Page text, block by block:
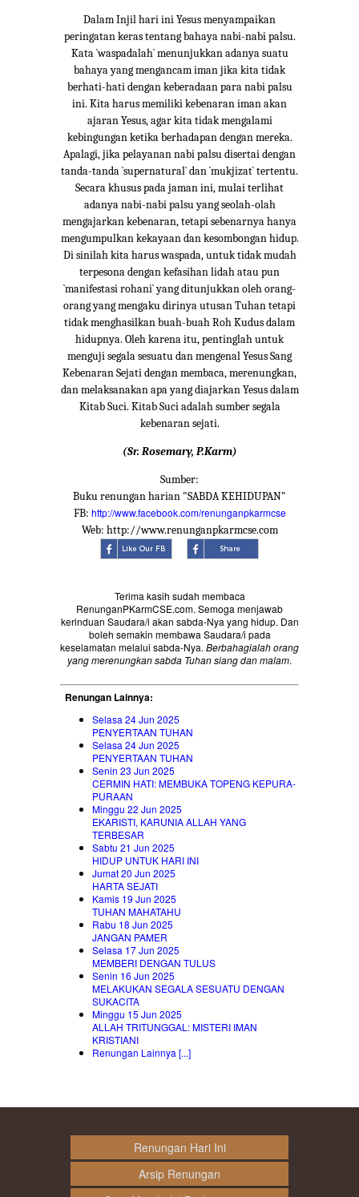
Dalam Injil hari ini Yesus menyampaikan
peringatan keras tentang bahaya nabi-nabi palsu.
Kata `waspadalah` menunjukkan adanya suatu
bahaya yang mengancam iman jika kita tidak
berhati-hati dengan keberadaan para nabi palsu
ini. Kita harus memiliki kebenaran iman akan
ajaran Yesus, agar kita tidak mengalami
kebingungan ketika berhadapan dengan mereka.
Apalagi, jika pelayanan nabi palsu disertai dengan
tanda-tanda `supernatural` dan `mukjizat` tertentu.
Secara khusus pada jaman ini, mulai terlihat
adanya nabi-nabi palsu yang seolah-olah
mengajarkan kebenaran, tetapi sebenarnya hanya
mengumpulkan kekayaan dan kesombongan hidup.
Di sinilah kita harus waspada, untuk tidak mudah
terpesona dengan kefasihan lidah atau pun
`manifestasi rohani` yang ditunjukkan oleh orang-
orang yang mengaku dirinya utusan Tuhan tetapi
tidak menghasilkan buah-buah Roh Kudus dalam
hidupnya. Oleh karena itu, pentinglah untuk
menguji segala sesuatu dan mengenal Yesus Sang
Kebenaran Sejati dengan membaca, merenungkan,
dan melaksanakan apa yang diajarkan Yesus dalam
Kitab Suci. Kitab Suci adalah sumber segala
kebenaran sejati.
(Sr. Rosemary, P.Karm)
Sumber:
Buku renungan harian "SABDA KEHIDUPAN"
FB: http://www.facebook.com/renunganpkarmcse
Web: http://www.renunganpkarmcse.com
Terima kasih sudah membaca
RenunganPKarmCSE.com. Semoga menjawab
kerinduan Saudara/i akan sabda-Nya yang hidup. Dan
boleh semakin membawa Saudara/i pada
keselamatan melalui sabda-Nya. Berbahagialah orang
yang merenungkan sabda Tuhan siang dan malam.
Renungan Lainnya:
Selasa 24 Jun 2025
PENYERTAAN TUHAN
Selasa 24 Jun 2025
PENYERTAAN TUHAN
Senin 23 Jun 2025
CERMIN HATI: MEMBUKA TOPENG KEPURA-
PURAAN
Minggu 22 Jun 2025
EKARISTI, KARUNIA ALLAH YANG
TERBESAR
Sabtu 21 Jun 2025
HIDUP UNTUK HARI INI
Jumat 20 Jun 2025
HARTA SEJATI
Kamis 19 Jun 2025
TUHAN MAHATAHU
Rabu 18 Jun 2025
JANGAN PAMER
Selasa 17 Jun 2025
MEMBERI DENGAN TULUS
Senin 16 Jun 2025
MELAKUKAN SEGALA SESUATU DENGAN
SUKACITA
Minggu 15 Jun 2025
ALLAH TRITUNGGAL: MISTERI IMAN
KRISTIANI
Renungan Lainnya [...]
Renungan Hari Ini
Arsip Renungan